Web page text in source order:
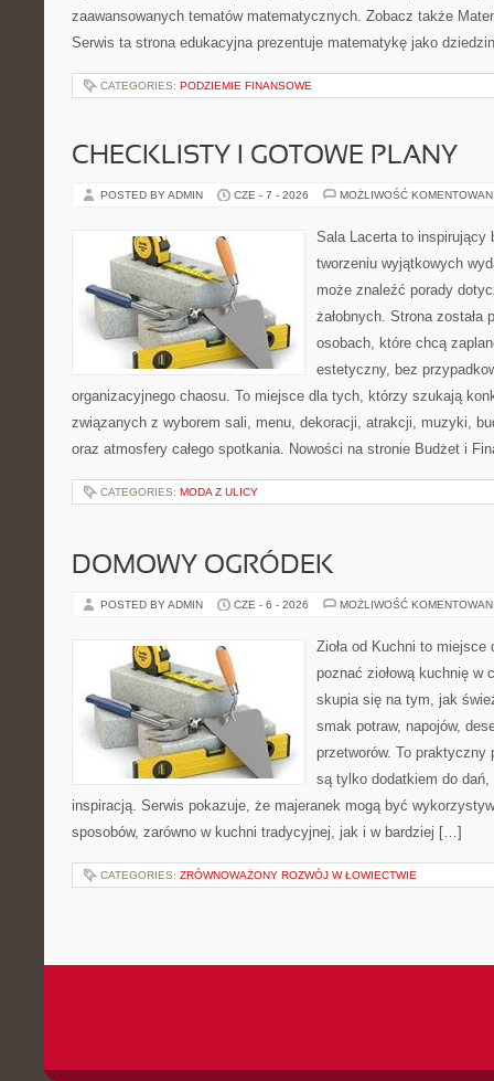
zaawansowanych tematów matematycznych. Zobacz także
Serwis ta strona edukacyjna prezentuje matematykę jako
CATEGORIES: PODZIEMIE FINANSOWE
CHECKLISTY I GOTOWE PLANY
POSTED BY ADMIN CZE - 7 - 2026 MOŻLIWOŚĆ
Sala Lacerta to inspirujący
tworzeniu wyjątkowych
może znaleźć porady
żałobnych. Strona została
osobach, które chcą
estetyczny, bez
organizacyjnego chaosu. To miejsce dla tych, którzy szukają
związanych z wyborem sali, menu, dekoracji, atrakcji, muzyki,
oraz atmosfery całego spotkania. Nowości na stronie Budżet i
CATEGORIES: MODA Z ULICY
DOMOWY OGRÓDEK
POSTED BY ADMIN CZE - 6 - 2026 MOŻLIWOŚĆ
Zioła od Kuchni to
poznać ziołową kuchnię w
skupia się na tym, jak
smak potraw, napojów,
przetworów. To praktyczny
są tylko dodatkiem do dań,
inspiracją. Serwis pokazuje, że majeranek mogą być
sposobów, zarówno w kuchni tradycyjnej, jak i w bardziej […]
CATEGORIES: ZRÓWNOWAŻONY ROZWÓJ W ŁOWIECTWIE